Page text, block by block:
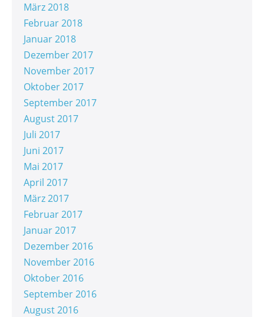
März 2018
Februar 2018
Januar 2018
Dezember 2017
November 2017
Oktober 2017
September 2017
August 2017
Juli 2017
Juni 2017
Mai 2017
April 2017
März 2017
Februar 2017
Januar 2017
Dezember 2016
November 2016
Oktober 2016
September 2016
August 2016